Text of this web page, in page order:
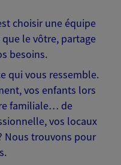
choisir une équipe
le vôtre, partage
besoins.
qui vous ressemble.
vos enfants lors
familiale… de
vos locaux
Nous trouvons pour